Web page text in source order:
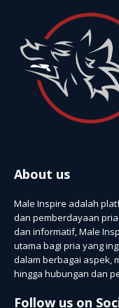
About us
Male Inspire adalah
dan pemberdayaan
dan informatif, Male
utama bagi pria yang
dalam berbagai aspek,
hingga hubungan dan
Follow us on